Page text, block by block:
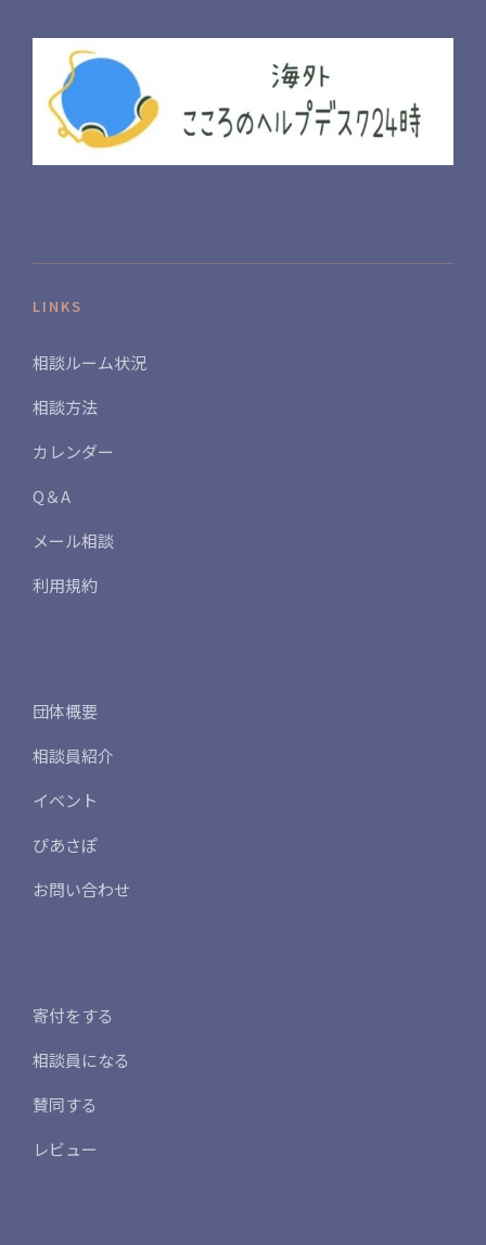
LINKS
相談ルーム状況
相談方法
カレンダー
Q＆A
メール相談
利用規約
団体概要
相談員紹介
イベント
ぴあさぽ
お問い合わせ
寄付をする
相談員になる
賛同する
レビュー